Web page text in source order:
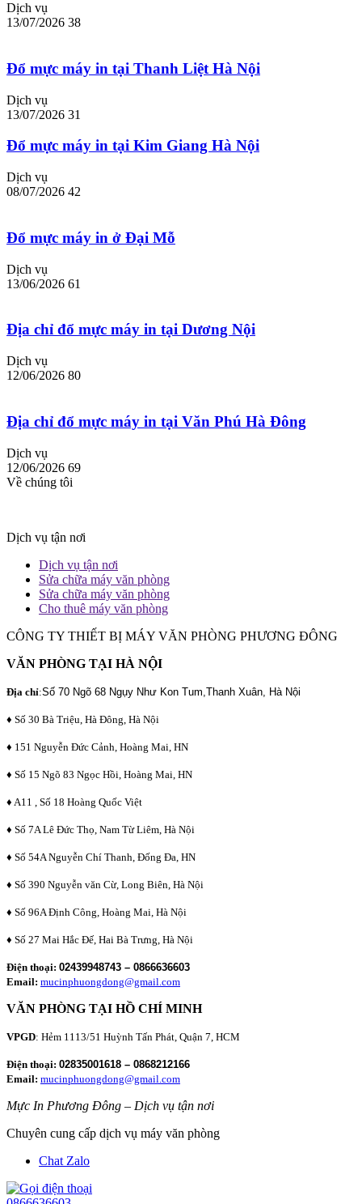
Dịch vụ
13/07/2026 38
Đổ mực máy in tại Thanh Liệt Hà Nội
Dịch vụ
13/07/2026 31
Đổ mực máy in tại Kim Giang Hà Nội
Dịch vụ
08/07/2026 42
Đổ mực máy in ở Đại Mỗ
Dịch vụ
13/06/2026 61
Địa chỉ đổ mực máy in tại Dương Nội
Dịch vụ
12/06/2026 80
Địa chỉ đổ mực máy in tại Văn Phú Hà Đông
Dịch vụ
12/06/2026 69
Về chúng tôi
Dịch vụ tận nơi
Dịch vụ tận nơi
Sửa chữa máy văn phòng
Sửa chữa máy văn phòng
Cho thuê máy văn phòng
CÔNG TY THIẾT BỊ MÁY VĂN PHÒNG PHƯƠNG ĐÔNG
VĂN PHÒNG TẠI HÀ NỘI
Địa chỉ:Số 70 Ngõ 68 Ngụy Như Kon Tum,Thanh Xuân, Hà Nội
♦ Số 30 Bà Triệu, Hà Đông, Hà Nội
♦ 151 Nguyễn Đức Cảnh, Hoàng Mai, HN
♦ Số 15 Ngõ 83 Ngọc Hồi, Hoàng Mai, HN
♦ A11 , Số 18 Hoàng Quốc Việt
♦ Số 7A Lê Đức Thọ, Nam Từ Liêm, Hà Nội
♦ Số 54A Nguyễn Chí Thanh, Đống Đa, HN
♦ Số 390 Nguyễn văn Cừ, Long Biên, Hà Nội
♦ Số 96A Định Công, Hoàng Mai, Hà Nội
♦ Số 27 Mai Hắc Đế, Hai Bà Trưng, Hà Nội
Điện thoại: 02439948743 – 0866636603
Email: mucinphuongdong@gmail.com
VĂN PHÒNG TẠI HỒ CHÍ MINH
VPGD: Hẻm 1113/51 Huỳnh Tấn Phát, Quận 7, HCM
Điện thoại: 02835001618 – 0868212166
Email: mucinphuongdong@gmail.com
Mực In Phương Đông – Dịch vụ tận nơi
Chuyên cung cấp dịch vụ máy văn phòng
Chat Zalo